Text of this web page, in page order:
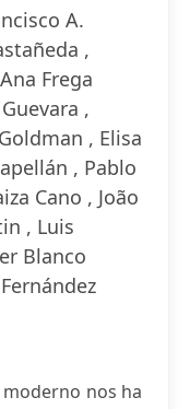
A.
,
Frega
,
, Elisa
, Pablo
Cano , João
, Luis
Blanco
nos ha